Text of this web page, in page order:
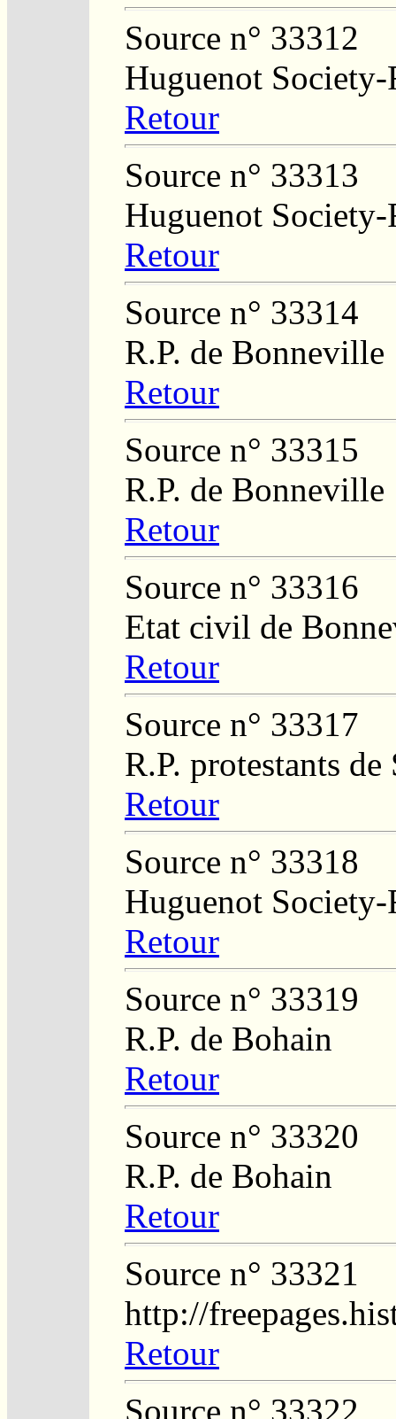
Source n° 33312
Huguenot
Retour
Source n° 33313
Huguenot
Retour
Source n° 33314
R.P. de Bonneville
Retour
Source n° 33315
R.P. de Bonneville
Retour
Source n° 33316
Etat civil de
Retour
Source n° 33317
R.P. protestants
Retour
Source n° 33318
Huguenot Society-
Retour
Source n° 33319
R.P. de Bohain
Retour
Source n° 33320
R.P. de Bohain
Retour
Source n° 33321
http://
Retour
Source n° 33322